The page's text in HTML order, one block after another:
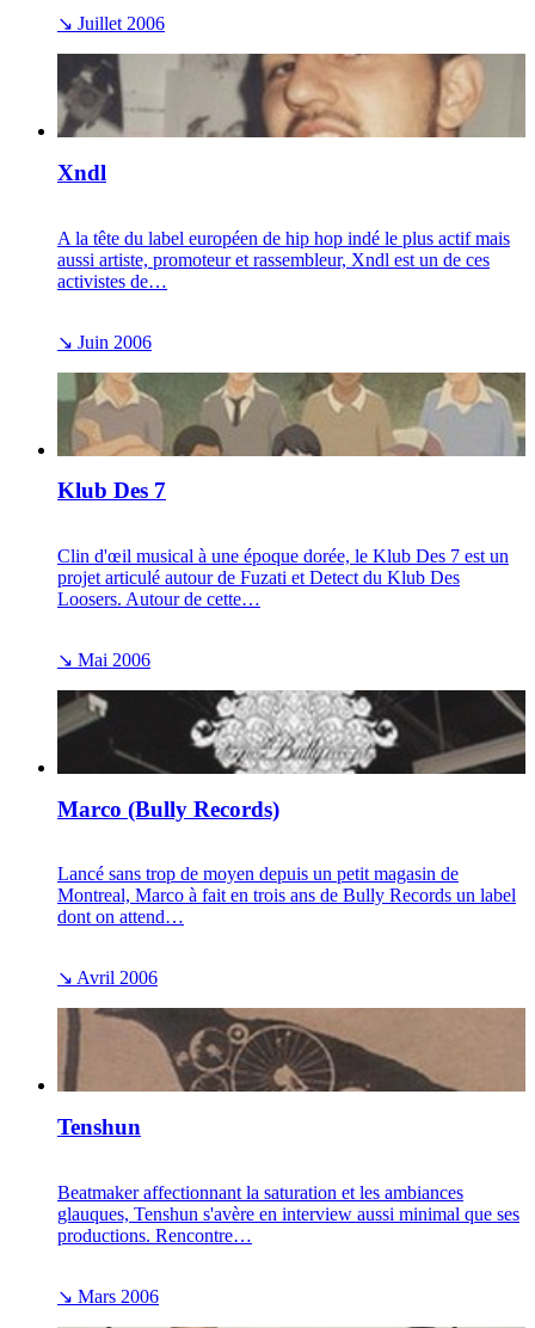
↘ Juillet 2006
Xndl
A la tête du label européen de hip hop indé le plus actif mais
aussi artiste, promoteur et rassembleur, Xndl est un de ces
activistes de…
↘ Juin 2006
Klub Des 7
Clin d'œil musical à une époque dorée, le Klub Des 7 est un
projet articulé autour de Fuzati et Detect du Klub Des
Loosers. Autour de cette…
↘ Mai 2006
Marco (Bully Records)
Lancé sans trop de moyen depuis un petit magasin de
Montreal, Marco à fait en trois ans de Bully Records un label
dont on attend…
↘ Avril 2006
Tenshun
Beatmaker affectionnant la saturation et les ambiances
glauques, Tenshun s'avère en interview aussi minimal que ses
productions. Rencontre…
↘ Mars 2006